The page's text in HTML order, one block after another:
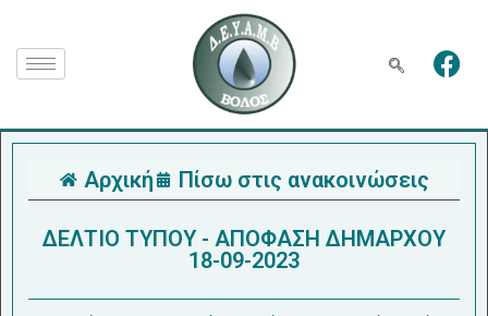
Αρχική Πίσω στις ανακοινώσεις
ΔΕΛΤΙΟ ΤΥΠΟΥ - ΑΠΟΦΑΣΗ ΔΗΜΑΡΧΟΥ
18-09-2023